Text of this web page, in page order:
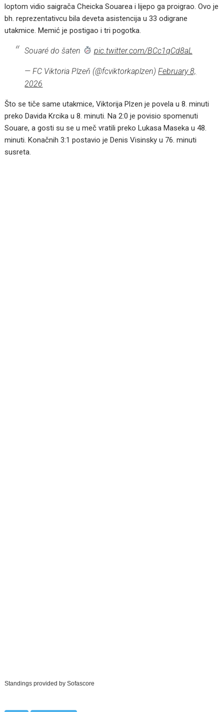
loptom vidio saigrača Cheicka Souarea i lijepo ga proigrao. Ovo je
bh. reprezentativcu bila deveta asistencija u 33 odigrane
utakmice. Memić je postigao i tri pogotka.
Souaré do šaten pic.twitter.com/BCc1qCd8aL
— FC Viktoria Plzeň (@fcviktorkaplzen)February 8,
2026
Što se tiče same utakmice, Viktorija Plzen je povela u 8. minuti
preko Davida Krcika u 8. minuti. Na 2:0 je povisio spomenuti
Souare, a gosti su se u meč vratili preko Lukasa Maseka u 48.
minuti. Konačnih 3:1 postavio je Denis Visinsky u 76. minuti
susreta.
Standings provided bySofascore